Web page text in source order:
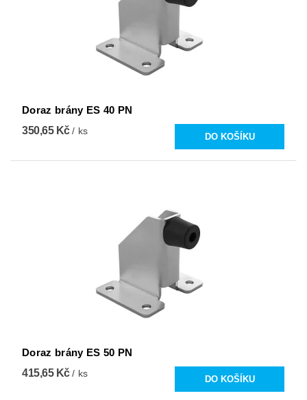
Doraz brány ES 40 PN
350,65 Kč/ ks
Doraz brány ES 50 PN
415,65 Kč/ ks